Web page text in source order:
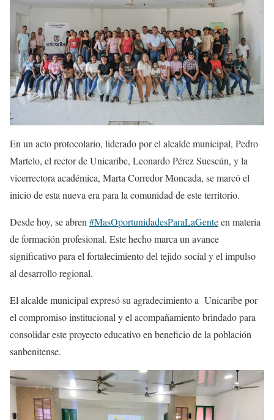
En un acto protocolario, liderado por el alcalde municipal, Pedro
Martelo, el rector de Unicaribe, Leonardo Pérez Suescún, y la
vicerrectora académica, Marta Corredor Moncada, se marcó el
inicio de esta nueva era para la comunidad de este territorio.
Desde hoy, se abren #MasOportunidadesParaLaGenteen materia
de formación profesional. Este hecho marca un avance
significativo para el fortalecimiento del tejido social y el impulso
al desarrollo regional.
El alcalde municipal expresó su agradecimiento a Unicaribe por
el compromiso institucional y el acompañamiento brindado para
consolidar este proyecto educativo en beneficio de la población
sanbenitense.